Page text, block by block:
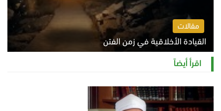
مقالات
القيادة الأخلاقية في زمن الفتن
الاثنين 10 أغسطس 2026 11:31 ص
اقرأ أيضاً